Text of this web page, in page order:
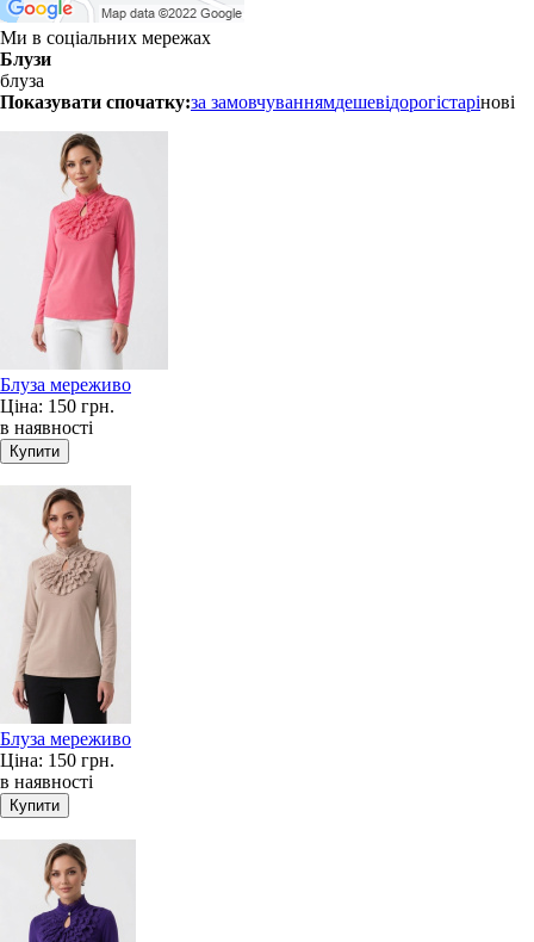
Ми в соціальних мережах
Блузи
блуза
Показувати спочатку:за замовчуваннямдешевідорогістарінові
Блуза мереживо
Ціна: 150 грн.
в наявності
Блуза мереживо
Ціна: 150 грн.
в наявності